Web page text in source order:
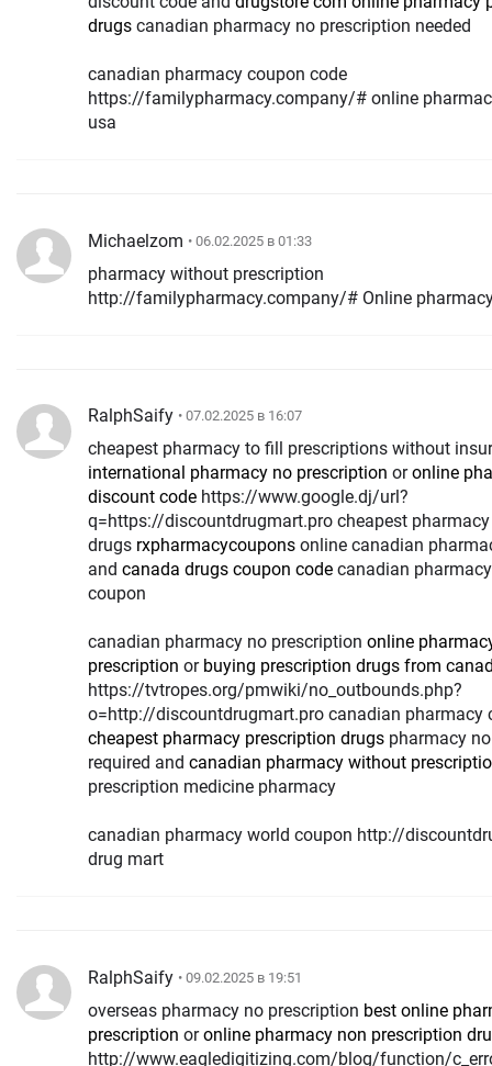
drugs canadian pharmacy no prescription needed
canadian pharmacy coupon code
https://familypharmacy.company/# online
usa
Michaelzom • 06.02.2025 в 01:33
pharmacy without prescription
http://familypharmacy.company/# Online
RalphSaify • 07.02.2025 в 16:07
cheapest pharmacy to fill prescriptions without
international pharmacy no prescription oronline
discount code
q=https://discountdrugmart.pro cheapest
drugs rxpharmacycoupons online canadian
and canada drugs coupon code canadian
coupon
canadian pharmacy no prescription online
prescription or buying prescription drugs from
https://tvtropes.org/pmwiki/no_outbounds.php?
o=http://discountdrugmart.pro canadian pharmacy
cheapest pharmacy prescription drugs pharmacy
required and canadian pharmacy without
prescription medicine pharmacy
canadian pharmacy world coupon http://
drug mart
RalphSaify • 09.02.2025 в 19:51
overseas pharmacy no prescription best online
prescription oronline pharmacy non prescription
http://www.eagledigitizing.com/blog/function/